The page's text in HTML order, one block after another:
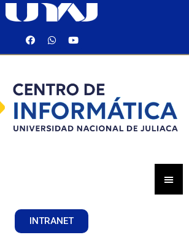
INTRANET